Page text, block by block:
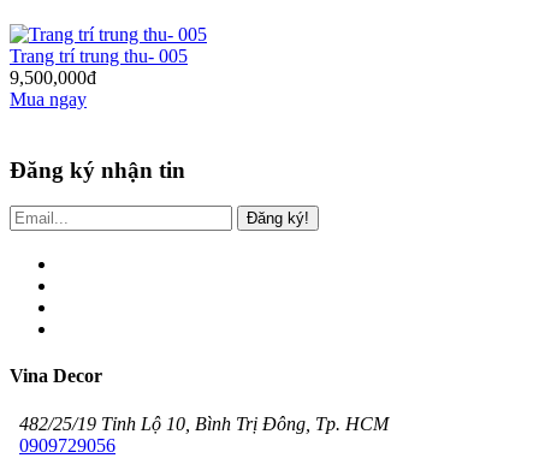
Trang trí trung thu- 005
9,500,000đ
Mua ngay
Đăng ký nhận tin
Đăng ký!
Vina Decor
482/25/19 Tỉnh Lộ 10, Bình Trị Đông, Tp. HCM
0909729056